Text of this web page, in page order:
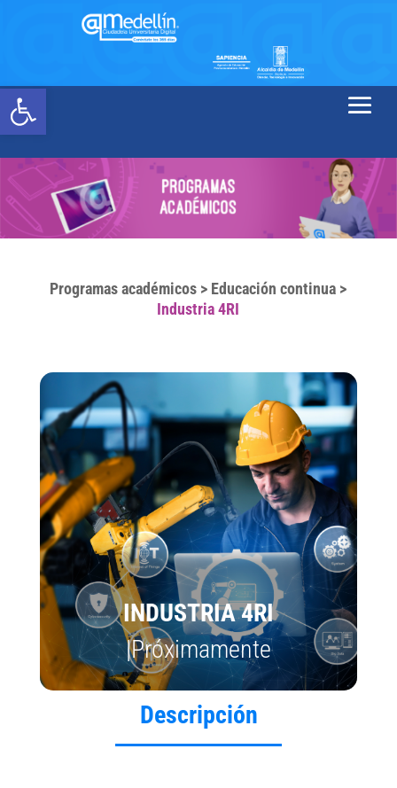
Abrir barra de herramientas
Programas académicos > Educación continua >
Industria 4RI
INDUSTRIA 4RI
|Próximamente
Descripción